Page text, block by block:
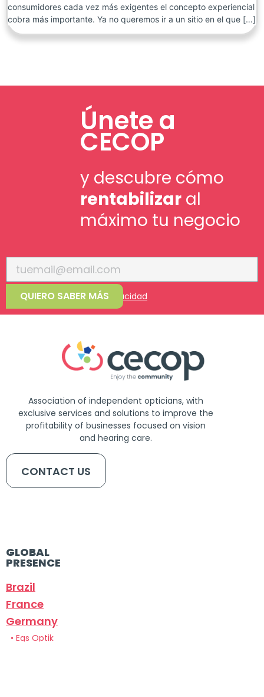
consumidores cada vez más exigentes el concepto experiencial
cobra más importante. Ya no queremos ir a un sitio en el que […]
Únete a
CECOP
y descubre cómo
rentabilizar al
máximo tu negocio
Acepto lapolítica de privacidad
QUIERO SABER MÁS
Association of independent opticians, with
exclusive services and solutions to improve the
profitability of businesses focused on vision
and hearing care.
CONTACT US
GLOBAL
PRESENCE
Brazil
France
Germany
• Egs Optik